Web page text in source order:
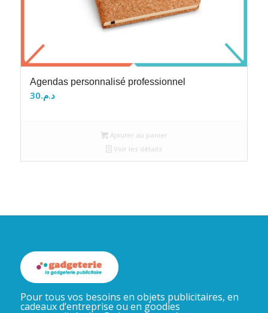
Agendas personnalisé professionnel
د.م.30
Ajouter au panier
Voir les détails
Pour tous vos besoins en objets publicitaires, en
cadeaux d’entreprise ou en goodies